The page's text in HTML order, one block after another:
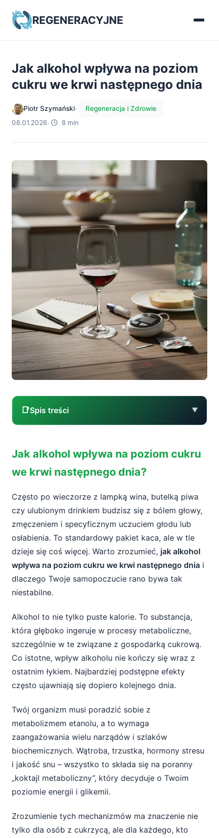
REGENERACYJNE
Jak alkohol wpływa na poziom
cukru we krwi następnego dnia
Piotr Szymański•
Regeneracja i Zdrowie
08.01.2026• 8 min
📑Spis treści ▼
następnego dnia?
Wątroba i trzustka – ukryci bohaterowie (i
Rodzaje alkoholu a poziom cukru we krwi
Słodkie drinki, piwa i likiery – szybki skok i
nagły spadek
Wytrawne wina i czyste alkohole – cicha
droga do hipoglikemii
dnia?
Obciążona wątroba i odwodnienie
Hormony stresu, brak snu i złe wybory
żywieniowe
cukier?
Jak zminimalizować ryzyko wahań cukru po
alkoholu?
Strategie przed i w trakcie picia
Co robić następnego dnia?
Podsumowanie – świadome decyzje zamiast
niespodzianek
Jak alkohol wpływa na poziom cukru
we krwi następnego dnia?
Często po wieczorze z lampką wina, butelką piwa
czy ulubionym drinkiem budzisz się z bólem głowy,
zmęczeniem i specyficznym uczuciem głodu lub
osłabienia. To standardowy pakiet kaca, ale w tle
dzieje się coś więcej. Warto zrozumieć, jak alkohol
wpływa na poziom cukru we krwi następnego dnia i
dlaczego Twoje samopoczucie rano bywa tak
niestabilne.
Alkohol to nie tylko puste kalorie. To substancja,
która głęboko ingeruje w procesy metaboliczne,
szczególnie w te związane z gospodarką cukrową.
Co istotne, wpływ alkoholu nie kończy się wraz z
ostatnim łykiem. Najbardziej podstępne efekty
często ujawniają się dopiero kolejnego dnia.
Twój organizm musi poradzić sobie z
metabolizmem etanolu, a to wymaga
zaangażowania wielu narządów i szlaków
biochemicznych. Wątroba, trzustka, hormony stresu
i jakość snu – wszystko to składa się na poranny
„koktajl metaboliczny”, który decyduje o Twoim
poziomie energii i glikemii.
Zrozumienie tych mechanizmów ma znaczenie nie
tylko dla osób z cukrzycą, ale dla każdego, kto